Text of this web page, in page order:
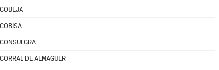
COBEJA
COBISA
CONSUEGRA
CORRAL DE ALMAGUER